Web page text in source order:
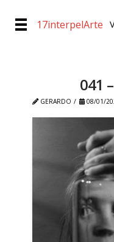
17interpelArte
041
GERARDO 08/01/